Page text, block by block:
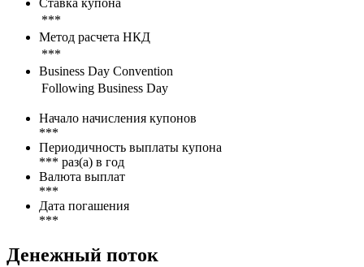
Ставка купона
***
Метод расчета НКД
***
Business Day Convention
Following Business Day
Начало начисления купонов
***
Периодичность выплаты купона
*** раз(а) в год
Валюта выплат
***
Дата погашения
***
Денежный поток